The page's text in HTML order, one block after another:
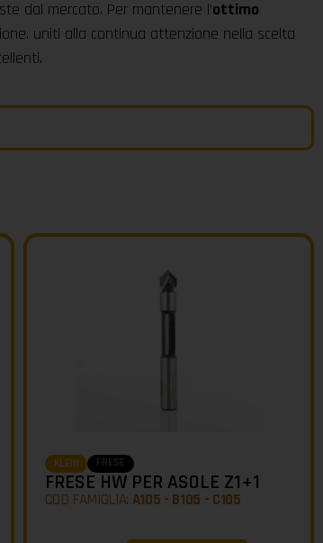
dal mercato. Per mantenere l’ottimo
uniti alla continua attenzione nella scelta
KLEIN FRESE
FRESE HW PER ASOLE Z1+1
COD FAMIGLIA: A105 - B105 - C105